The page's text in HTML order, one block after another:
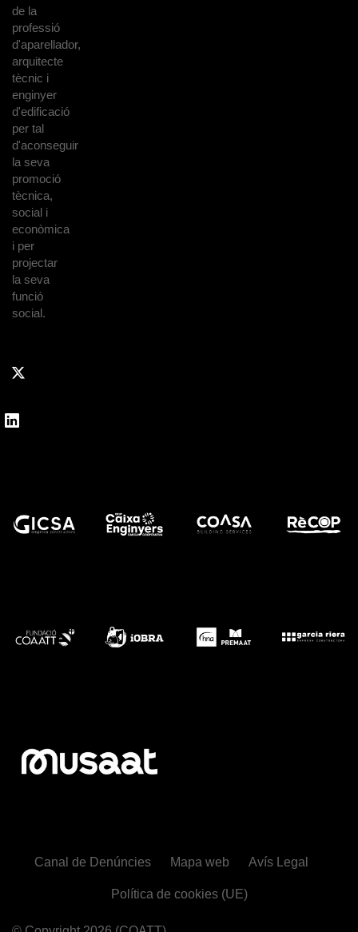
de la
professió
d'aparellador,
arquitecte
tècnic i
enginyer
d'edificació
per tal
d'aconseguir
la seva
promoció
tècnica,
social i
econòmica
i per
projectar
la seva
funció
social.
Canal de Denúncies Mapa web Avís Legal
Política de cookies (UE)